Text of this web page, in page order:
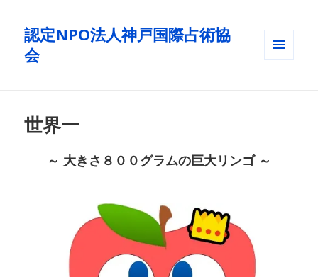
認定NPO法人神戸国際占術協
会
世界一
～ 大きさ８００グラムの巨大リンゴ ～